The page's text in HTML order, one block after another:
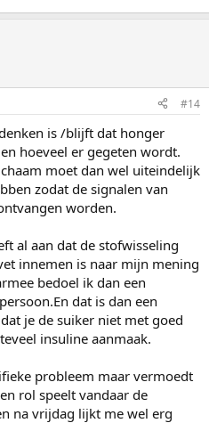
#14
is /blijft dat honger
hoeveel er gegeten wordt.
moet dan wel uiteindelijk
zodat de signalen van
worden.
al aan dat de stofwisseling
innemen is naar mijn mening
bedoel ik dan een
dat is dan een
je de suiker niet met goed
insuline aanmaak.
probleem maar vermoedt
rol speelt vandaar de
na vrijdag lijkt me wel erg